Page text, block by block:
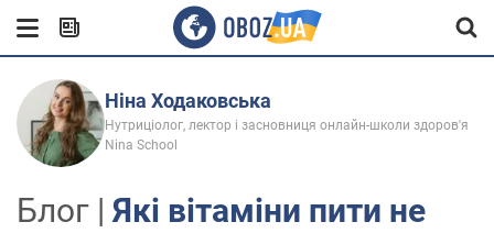
Ніна Ходаковська
Нутриціолог, лектор і засновниця онлайн-школи здоров'я
Nina School
Блог |Які вітаміни пити не